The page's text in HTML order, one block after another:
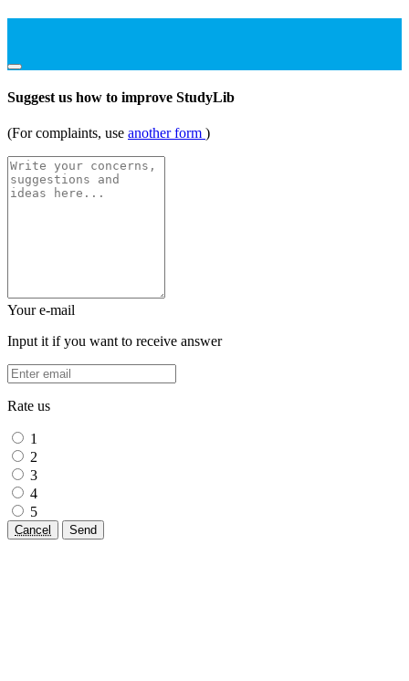
Suggest us how to improve StudyLib
(For complaints, use another form )
Your e-mail
Input it if you want to receive answer
Rate us
1
2
3
4
5
Cancel Send